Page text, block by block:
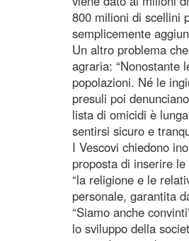
800 milioni di scellini
semplicemente
Un altro problema
agraria: “Nonostante
popolazioni. Né le
presuli poi
lista di omicidi è
sentirsi sicuro e
I Vescovi chiedono
proposta di inserire
“la religione e le
personale, garantita
“Siamo anche
lo sviluppo della